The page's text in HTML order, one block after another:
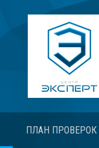
ПЛАН ПРОВЕРОК